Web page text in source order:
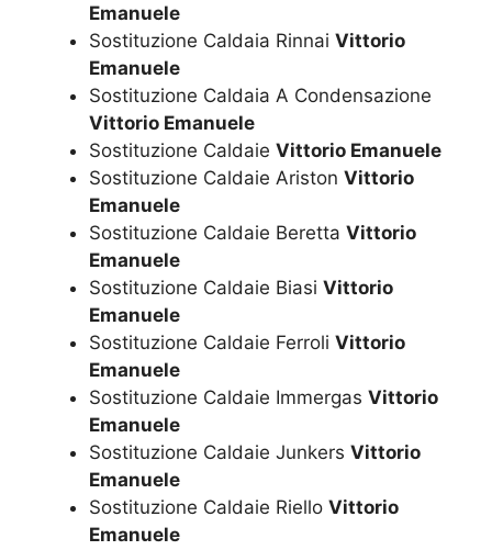
Emanuele
Sostituzione Caldaia Rinnai Vittorio
Emanuele
Sostituzione Caldaia A Condensazione
Vittorio Emanuele
Sostituzione Caldaie Vittorio Emanuele
Sostituzione Caldaie Ariston Vittorio
Emanuele
Sostituzione Caldaie Beretta Vittorio
Emanuele
Sostituzione Caldaie Biasi Vittorio
Emanuele
Sostituzione Caldaie Ferroli Vittorio
Emanuele
Sostituzione Caldaie Immergas Vittorio
Emanuele
Sostituzione Caldaie Junkers Vittorio
Emanuele
Sostituzione Caldaie Riello Vittorio
Emanuele